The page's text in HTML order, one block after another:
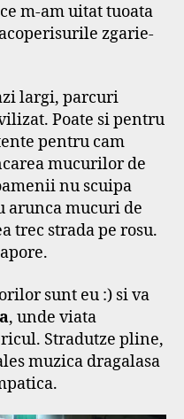
m-am uitat tuoata
zgarie-
largi, parcuri
Poate si pentru
pentru cam
mucurilor de
nu scuipa
arunca mucuri de
trec strada pe rosu.
sunt eu :) si va
, unde viata
Stradutze pline,
muzica dragalasa